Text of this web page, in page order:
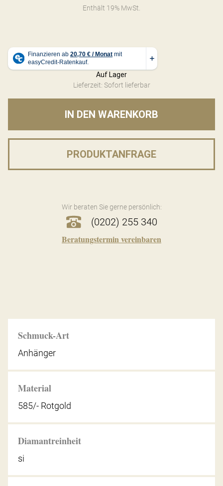
Enthält 19% MwSt.
Auf Lager
Lieferzeit: Sofort lieferbar
IN DEN WARENKORB
PRODUKTANFRAGE
Wir beraten Sie gerne persönlich:
(0202) 255 340
Beratungstermin vereinbaren
Schmuck-Art
Anhänger
Material
585/- Rotgold
Diamantreinheit
si